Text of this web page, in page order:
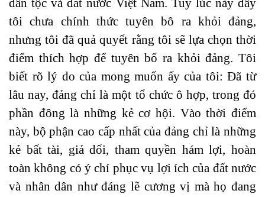
dân tộc và đất nước Việt Nam. Tuy lúc này đây
tôi chưa chính thức tuyên bô ra khỏi đảng,
nhưng tôi đã quả quyết rằng tôi sẽ lựa chọn thời
điểm thích hợp để tuyên bố ra khỏi đảng. Tôi
biết rõ lý do của mong muốn ấy của tôi: Đã từ
lâu nay, đảng chỉ là một tổ chức ô hợp, trong đó
phần đông là những kẻ cơ hội. Vào thời điểm
này, bộ phận cao cấp nhất của đảng chỉ là những
kẻ bất tài, giả dối, tham quyền hám lợi, hoàn
toàn không có ý chí phục vụ lợi ích của đất nước
và nhân dân như đáng lẽ cương vị mà họ đang